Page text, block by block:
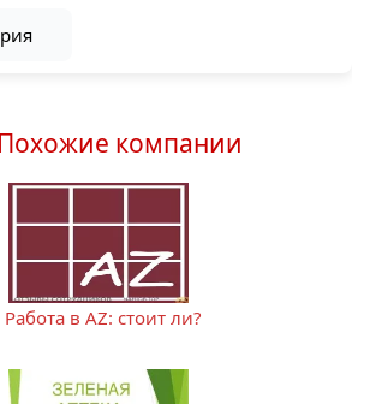
компании
Работа в AZ: стоит ли?